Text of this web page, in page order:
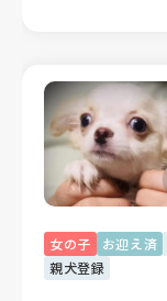
女の子
お迎え済
親犬登録